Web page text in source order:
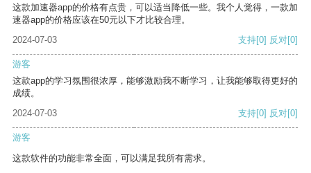
这款加速器app的价格有点贵，可以适当降低一些。我个人觉得，一款加
速器app的价格应该在50元以下才比较合理。
2024-07-03
支持[0] 反对[0]
游客
这款app的学习氛围很浓厚，能够激励我不断学习，让我能够取得更好的
成绩。
2024-07-03
支持[0] 反对[0]
游客
这款软件的功能非常全面，可以满足我所有需求。